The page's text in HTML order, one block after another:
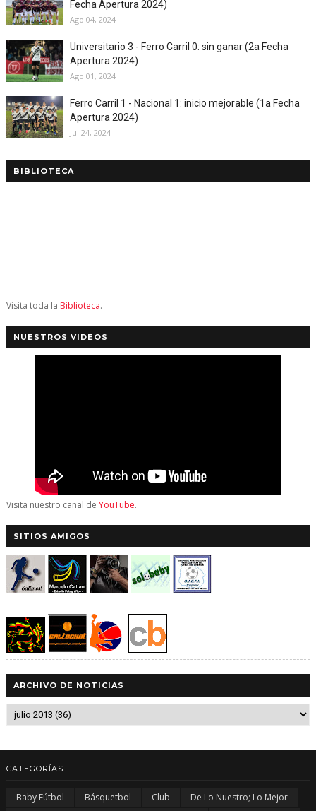
Fecha Apertura 2024)
Ago 04, 2024
Universitario 3 - Ferro Carril 0: sin ganar (2a Fecha
Apertura 2024)
Ago 01, 2024
Ferro Carril 1 - Nacional 1: inicio mejorable (1a Fecha
Apertura 2024)
Jul 24, 2024
BIBLIOTECA
Visita toda la Biblioteca.
NUESTROS VIDEOS
Visita nuestro canal de YouTube.
SITIOS AMIGOS
ARCHIVO DE NOTICIAS
CATEGORÍAS
Baby Fútbol Básquetbol Club
De Lo Nuestro; Lo Mejor